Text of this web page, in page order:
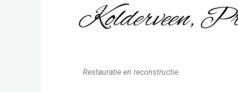
Kolderveen,
Restauratie en reconstructie.